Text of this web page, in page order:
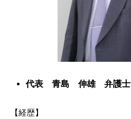
代表 青島 伸雄 弁護士
【経歴】